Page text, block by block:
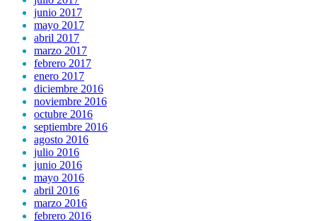
junio 2017
mayo 2017
abril 2017
marzo 2017
febrero 2017
enero 2017
diciembre 2016
noviembre 2016
octubre 2016
septiembre 2016
agosto 2016
julio 2016
junio 2016
mayo 2016
abril 2016
marzo 2016
febrero 2016